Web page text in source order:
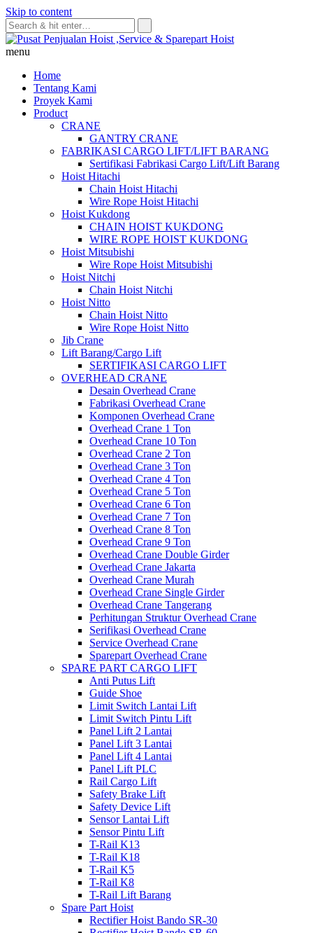
Skip to content
menu
Home
Tentang Kami
Proyek Kami
Product
CRANE
GANTRY CRANE
FABRIKASI CARGO LIFT/LIFT BARANG
Sertifikasi Fabrikasi Cargo Lift/Lift Barang
Hoist Hitachi
Chain Hoist Hitachi
Wire Rope Hoist Hitachi
Hoist Kukdong
CHAIN HOIST KUKDONG
WIRE ROPE HOIST KUKDONG
Hoist Mitsubishi
Wire Rope Hoist Mitsubishi
Hoist Nitchi
Chain Hoist Nitchi
Hoist Nitto
Chain Hoist Nitto
Wire Rope Hoist Nitto
Jib Crane
Lift Barang/Cargo Lift
SERTIFIKASI CARGO LIFT
OVERHEAD CRANE
Desain Overhead Crane
Fabrikasi Overhead Crane
Komponen Overhead Crane
Overhead Crane 1 Ton
Overhead Crane 10 Ton
Overhead Crane 2 Ton
Overhead Crane 3 Ton
Overhead Crane 4 Ton
Overhead Crane 5 Ton
Overhead Crane 6 Ton
Overhead Crane 7 Ton
Overhead Crane 8 Ton
Overhead Crane 9 Ton
Overhead Crane Double Girder
Overhead Crane Jakarta
Overhead Crane Murah
Overhead Crane Single Girder
Overhead Crane Tangerang
Perhitungan Struktur Overhead Crane
Serifikasi Overhead Crane
Service Overhead Crane
Sparepart Overhead Crane
SPARE PART CARGO LIFT
Anti Putus Lift
Guide Shoe
Limit Switch Lantai Lift
Limit Switch Pintu Lift
Panel Lift 2 Lantai
Panel Lift 3 Lantai
Panel Lift 4 Lantai
Panel Lift PLC
Rail Cargo Lift
Safety Brake Lift
Safety Device Lift
Sensor Lantai Lift
Sensor Pintu Lift
T-Rail K13
T-Rail K18
T-Rail K5
T-Rail K8
T-Rail Lift Barang
Spare Part Hoist
Rectifier Hoist Bando SR-30